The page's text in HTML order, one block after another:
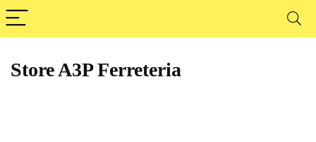
Store A3P Ferreteria